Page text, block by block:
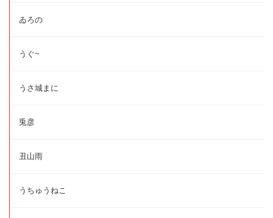
ゐろの
うぐ~
うさ城まに
兎彦
丑山雨
うちゅうねこ